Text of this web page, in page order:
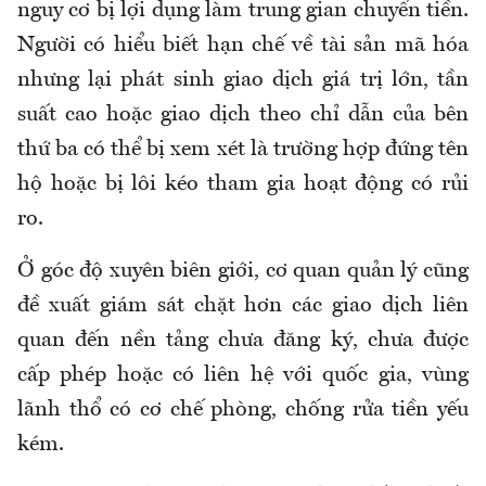
nguy cơ bị lợi dụng làm trung gian chuyển tiền.
Người có hiểu biết hạn chế về tài sản mã hóa
nhưng lại phát sinh giao dịch giá trị lớn, tần
suất cao hoặc giao dịch theo chỉ dẫn của bên
thứ ba có thể bị xem xét là trường hợp đứng tên
hộ hoặc bị lôi kéo tham gia hoạt động có rủi
ro.
Ở góc độ xuyên biên giới, cơ quan quản lý cũng
đề xuất giám sát chặt hơn các giao dịch liên
quan đến nền tảng chưa đăng ký, chưa được
cấp phép hoặc có liên hệ với quốc gia, vùng
lãnh thổ có cơ chế phòng, chống rửa tiền yếu
kém.